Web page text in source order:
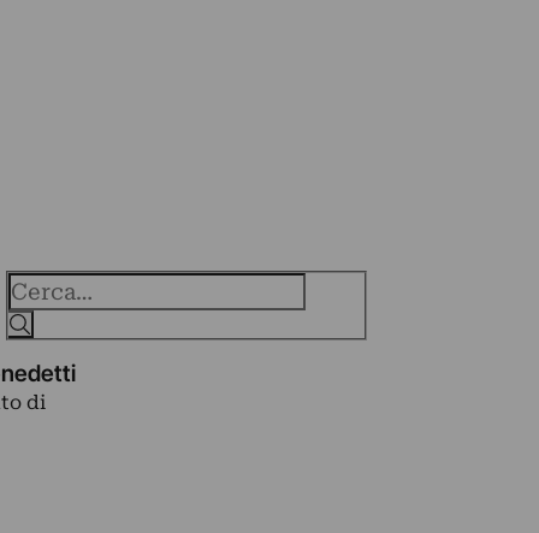
di